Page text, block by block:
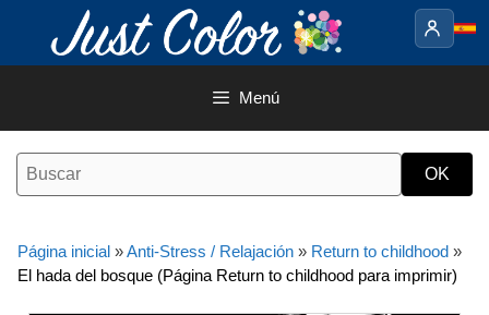
contenido
Menú
Página inicial »Anti-Stress / Relajación » Return to childhood »
El hada del bosque (Página Return to childhood para imprimir)